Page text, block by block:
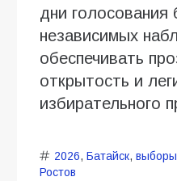
дни голосования
независимых
обеспечивать
открытость и
избирательного
2026, Батайск, выборы
Ростов